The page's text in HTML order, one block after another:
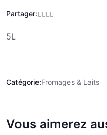
Partager:
5L
Catégorie:Fromages & Laits
Vous aimerez